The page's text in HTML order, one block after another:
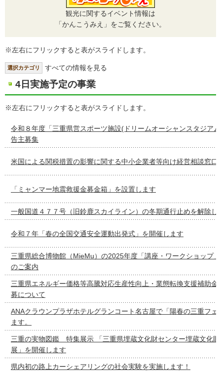
観光に関するイベント情報は
「かんこうみえ」をご覧ください。
※左右にフリックすると表がスライドします。
選択カテゴリ すべての情報を見る
4日実施予定の事業
※左右にフリックすると表がスライドします。
令和８年度「三重県営スポーツ施設(ドリームオーシャンスタジア
告主募集
米国による関税措置の影響に関する中小企業者等向け経営相談窓口
「ミャンマー地震救援金募金箱」を設置します
⼀般国道４７７号（旧鈴⿅スカイライン）の冬期通⾏⽌めを解除し
令和７年「春の全国交通安全運動出発式」を開催します
三重県総合博物館（MieMu）の2025年度「講座・ワークショップ
のご案内
三重県エネルギー価格等高騰対応生産性向上・業態転換支援補助金
募について
ANAクラウンプラザホテルグランコート名古屋で「陽春の三重フェ
ます。
三重の実物図鑑 特集展示 「三重県埋蔵文化財センター埋蔵文化
展」を開催します
県内初の路上カーシェアリングの社会実験を実施します！